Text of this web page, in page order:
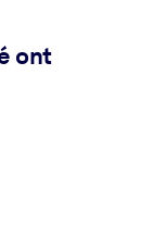
ont